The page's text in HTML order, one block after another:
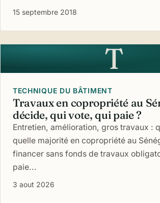
15 septembre 2018
T
TECHNIQUE DU BÂTIMENT
Travaux en copropriété au
décide, qui vote, qui paie ?
Entretien, amélioration, gros travaux :
quelle majorité en copropriété au
financer sans fonds de travaux
paie...
3 aout 2026